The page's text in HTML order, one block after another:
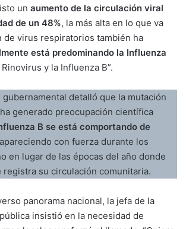
un aumento de la circulación viral
de un 48%, la más alta en lo que va
de virus respiratorios también ha
está predominando la Influenza
y la Influenza B”.
detalló que la mutación
generado preocupación científica
B se está comportando de
con fuerza durante los
en lugar de las épocas del año donde
registra su circulación comunitaria.
panorama nacional, la jefa de la
insistió en la necesidad de